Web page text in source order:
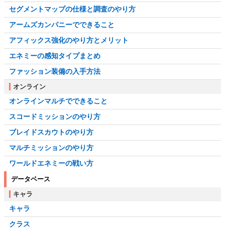
セグメントマップの仕様と調査のやり方
アームズカンパニーでできること
アフィックス強化のやり方とメリット
エネミーの感知タイプまとめ
ファッション装備の入手方法
オンライン
オンラインマルチでできること
スコードミッションのやり方
ブレイドスカウトのやり方
マルチミッションのやり方
ワールドエネミーの戦い方
データベース
キャラ
キャラ
クラス